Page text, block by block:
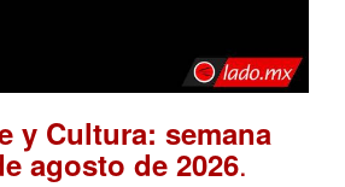
y Cultura: semana
agosto de 2026.